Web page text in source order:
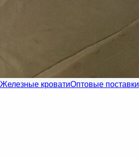
Железные кроватиОптовые поставки